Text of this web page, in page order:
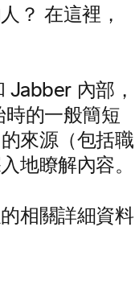
？ 在這裡，
內部，
時的一般簡短
來源（包括職
地瞭解內容。
相關詳細資料